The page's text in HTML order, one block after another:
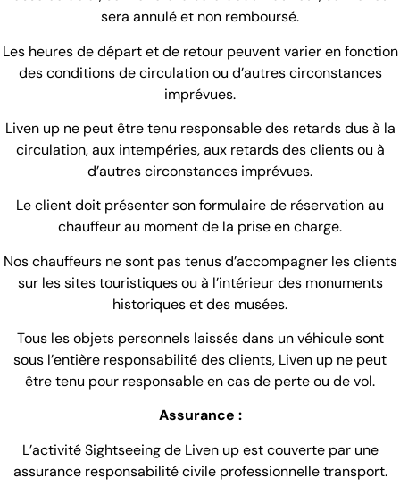
sera annulé et non remboursé.
Les heures de départ et de retour peuvent varier en fonction
des conditions de circulation ou d’autres circonstances
imprévues.
Liven up ne peut être tenu responsable des retards dus à la
circulation, aux intempéries, aux retards des clients ou à
d’autres circonstances imprévues.
Le client doit présenter son formulaire de réservation au
chauffeur au moment de la prise en charge.
Nos chauffeurs ne sont pas tenus d’accompagner les clients
sur les sites touristiques ou à l’intérieur des monuments
historiques et des musées.
Tous les objets personnels laissés dans un véhicule sont
sous l’entière responsabilité des clients, Liven up ne peut
être tenu pour responsable en cas de perte ou de vol.
Assurance :
L’activité Sightseeing de Liven up est couverte par une
assurance responsabilité civile professionnelle transport.